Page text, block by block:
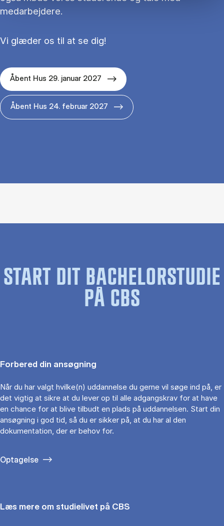
medarbejdere.
Vi glæder os til at se dig!
Åbent Hus 29. januar 2027
Åbent Hus 24. februar 2027
START DIT BACHELORSTUDIE
PÅ CBS
Forbered din ansøgning
Når du har valgt hvilke(n) uddannelse du gerne vil søge ind på, er
det vigtig at sikre at du lever op til alle adgangskrav for at have
en chance for at blive tilbudt en plads på uddannelsen. Start din
ansøgning i god tid, så du er sikker på, at du har al den
dokumentation, der er behov for.
Optagelse
Læs mere om studielivet på CBS